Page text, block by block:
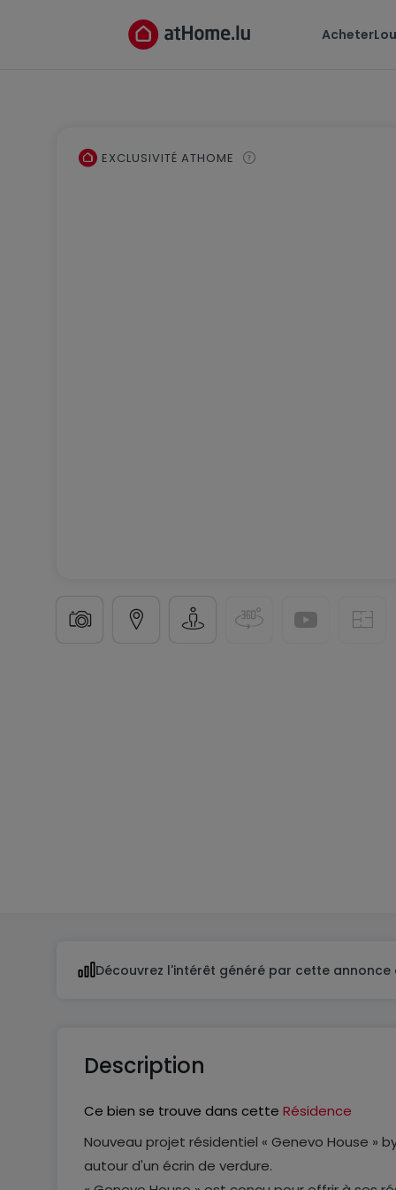
Acheter
EXCLUSIVITÉ ATHOME
Découvrez l'intérêt généré par cette
Description
Ce bien se trouve dans cette Résidence
Nouveau projet résidentiel « Genevo House »
autour d'un écrin de verdure.